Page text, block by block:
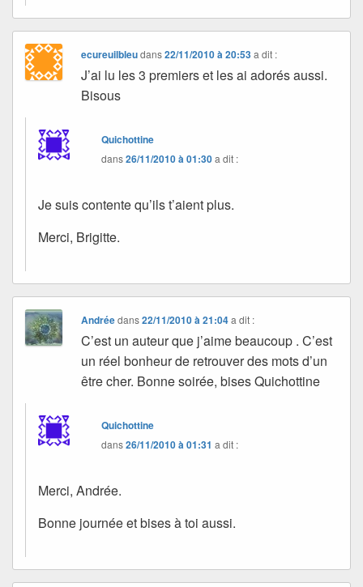
ecureuilbleudans22/11/2010 à 20:53 a dit :
J’ai lu les 3 premiers et les ai adorés aussi.
Bisous
Quichottine
dans26/11/2010 à 01:30a dit :
Je suis contente qu’ils t’aient plus.
Merci, Brigitte.
Andréedans22/11/2010 à 21:04 a dit :
C’est un auteur que j’aime beaucoup . C’est
un réel bonheur de retrouver des mots d’un
être cher. Bonne soirée, bises Quichottine
Quichottine
dans26/11/2010 à 01:31 a dit :
Merci, Andrée.
Bonne journée et bises à toi aussi.